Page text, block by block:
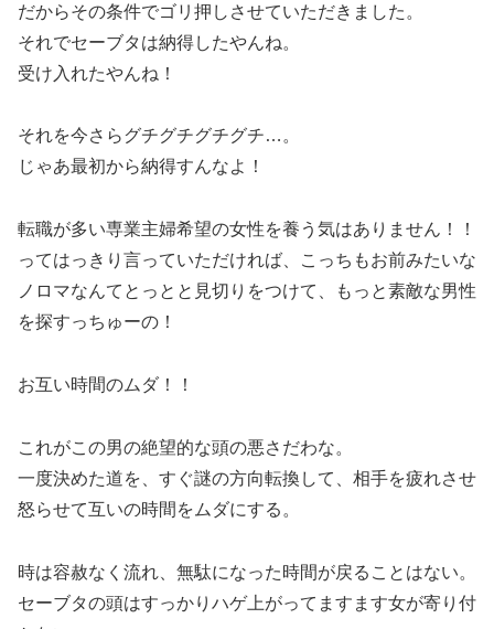
だからその条件でゴリ押しさせていただきました。
それでセーブタは納得したやんね。
受け入れたやんね！
それを今さらグチグチグチグチ…。
じゃあ最初から納得すんなよ！
転職が多い専業主婦希望の女性を養う気はありません！！
ってはっきり言っていただければ、こっちもお前みたいな
ノロマなんてとっとと見切りをつけて、もっと素敵な男性
を探すっちゅーの！
お互い時間のムダ！！
これがこの男の絶望的な頭の悪さだわな。
一度決めた道を、すぐ謎の方向転換して、相手を疲れさせ
怒らせて互いの時間をムダにする。
時は容赦なく流れ、無駄になった時間が戻ることはない。
セーブタの頭はすっかりハゲ上がってますます女が寄り付